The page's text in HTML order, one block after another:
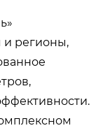
и регионы,